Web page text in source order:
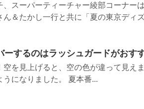
、スーパーティーチャー綾部コーナー
ん＆たかし一行と共に「夏の東京ディ
ーするのはラッシュガードがおす
を見上げると、空の色が違って見え
になりました。 夏本番...